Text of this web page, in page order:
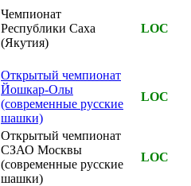
Чемпионат
Республики Саха
(Якутия)
LOC
Открытый чемпионат
Йошкар-Олы
(современные русские
шашки)
LOC
Открытый чемпионат
СЗАО Москвы
(современные русские
шашки)
LOC